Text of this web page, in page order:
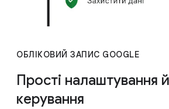
ОБЛІКОВИЙ ЗАПИС GOOGLE
Прості налаштування
керування